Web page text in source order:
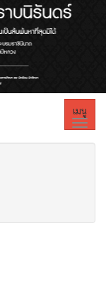
เมนู